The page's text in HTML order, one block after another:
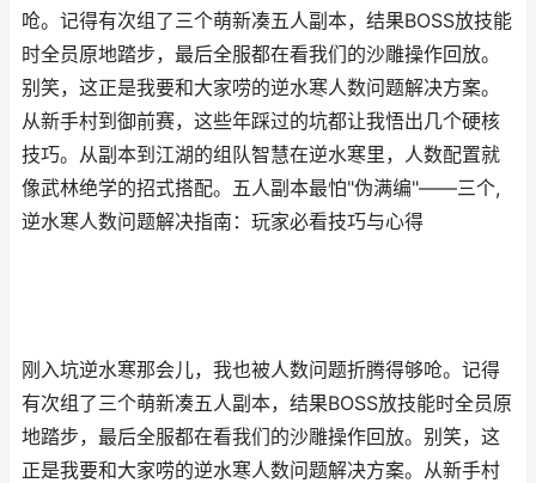
呛。记得有次组了三个萌新凑五人副本，结果BOSS放技能
时全员原地踏步，最后全服都在看我们的沙雕操作回放。
别笑，这正是我要和大家唠的逆水寒人数问题解决方案。
从新手村到御前赛，这些年踩过的坑都让我悟出几个硬核
技巧。从副本到江湖的组队智慧在逆水寒里，人数配置就
像武林绝学的招式搭配。五人副本最怕"伪满编"——三个,
逆水寒人数问题解决指南：玩家必看技巧与心得
刚入坑逆水寒那会儿，我也被人数问题折腾得够呛。记得
有次组了三个萌新凑五人副本，结果BOSS放技能时全员原
地踏步，最后全服都在看我们的沙雕操作回放。别笑，这
正是我要和大家唠的逆水寒人数问题解决方案。从新手村